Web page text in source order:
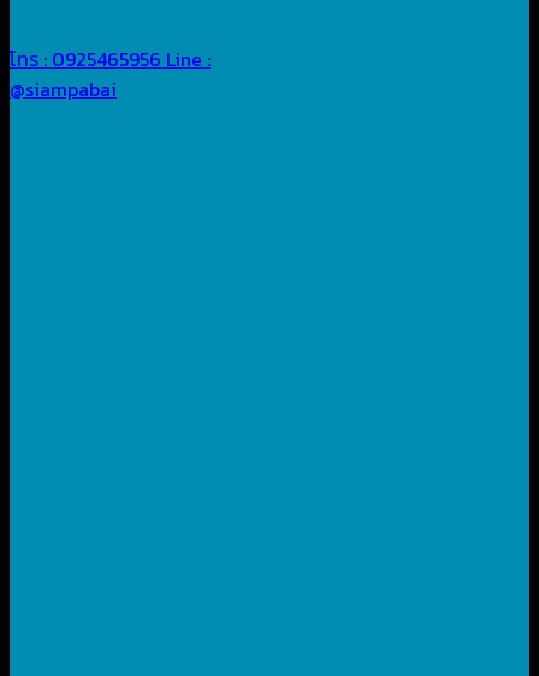
โทร : 0925465956 Line :
@siampabai